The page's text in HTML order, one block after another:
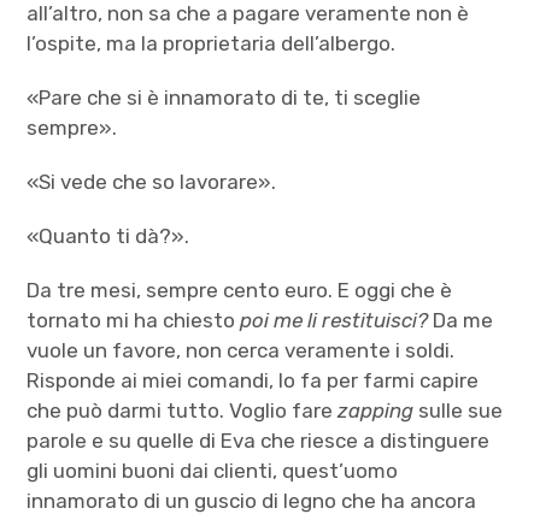
all’altro, non sa che a pagare veramente non è
l’ospite, ma la proprietaria dell’albergo.
«Pare che si è innamorato di te, ti sceglie
sempre».
«Si vede che so lavorare».
«Quanto ti dà?».
Da tre mesi, sempre cento euro. E oggi che è
tornato mi ha chiestopoi me li restituisci? Da me
vuole un favore, non cerca veramente i soldi.
Risponde ai miei comandi, lo fa per farmi capire
che può darmi tutto. Voglio farezapping sulle sue
parole e su quelle di Eva che riesce a distinguere
gli uomini buoni dai clienti, quest’uomo
innamorato di un guscio di legno che ha ancora